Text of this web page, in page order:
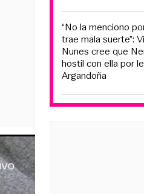
“No la menciono
trae mala suerte”:
Nunes cree que
hostil con ella por
Argandoña